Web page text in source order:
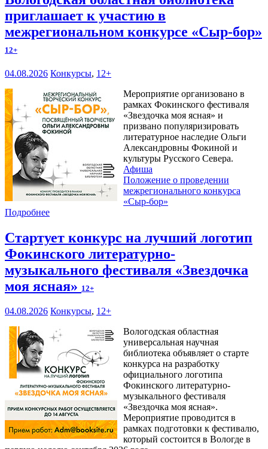
приглашает к участию в
межрегиональном конкурсе «Сыр-бор»
12+
04.08.2026 Конкурсы, 12+
Мероприятие организовано в
рамках Фокинского фестиваля
«Звездочка моя ясная» и
призвано популяризировать
литературное наследие Ольги
Александровны Фокиной и
культуры Русского Севера.
Афиша
Положение о проведении
межрегионального конкурса
«Сыр-бор»
Подробнее
Стартует конкурс на лучший логотип
Фокинского литературно-
музыкального фестиваля «Звездочка
моя ясная» 12+
04.08.2026 Конкурсы, 12+
Вологодская областная
универсальная научная
библиотека объявляет о старте
конкурса на разработку
официального логотипа
Фокинского литературно-
музыкального фестиваля
«Звездочка моя ясная».
Мероприятие проводится в
рамках подготовки к фестивалю,
который состоится в Вологде в